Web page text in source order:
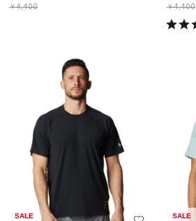
￥4,400
￥4,400
SALE SALE